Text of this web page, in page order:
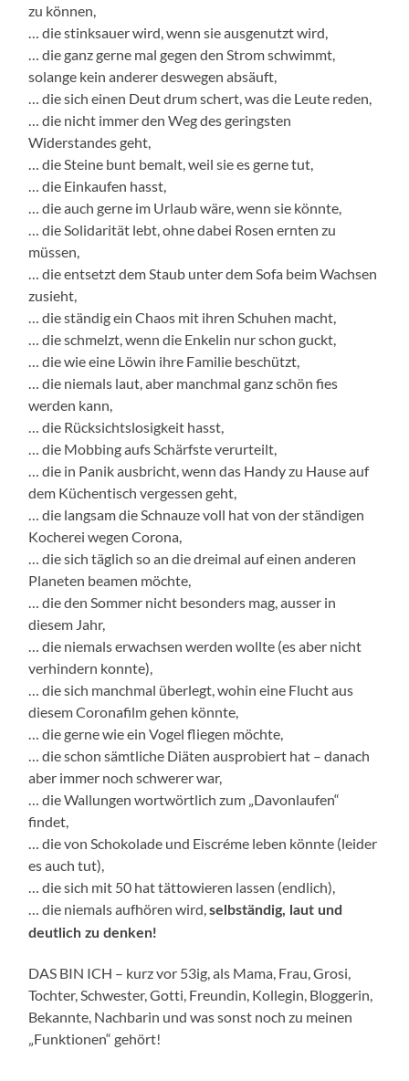
zu können,
… die stinksauer wird, wenn sie ausgenutzt wird,
… die ganz gerne mal gegen den Strom schwimmt,
solange kein anderer deswegen absäuft,
… die sich einen Deut drum schert, was die Leute reden,
… die nicht immer den Weg des geringsten
Widerstandes geht,
… die Steine bunt bemalt, weil sie es gerne tut,
… die Einkaufen hasst,
… die auch gerne im Urlaub wäre, wenn sie könnte,
… die Solidarität lebt, ohne dabei Rosen ernten zu
müssen,
… die entsetzt dem Staub unter dem Sofa beim Wachsen
zusieht,
… die ständig ein Chaos mit ihren Schuhen macht,
… die schmelzt, wenn die Enkelin nur schon guckt,
… die wie eine Löwin ihre Familie beschützt,
… die niemals laut, aber manchmal ganz schön fies
werden kann,
… die Rücksichtslosigkeit hasst,
… die Mobbing aufs Schärfste verurteilt,
… die in Panik ausbricht, wenn das Handy zu Hause auf
dem Küchentisch vergessen geht,
… die langsam die Schnauze voll hat von der ständigen
Kocherei wegen Corona,
… die sich täglich so an die dreimal auf einen anderen
Planeten beamen möchte,
… die den Sommer nicht besonders mag, ausser in
diesem Jahr,
… die niemals erwachsen werden wollte (es aber nicht
verhindern konnte),
… die sich manchmal überlegt, wohin eine Flucht aus
diesem Coronafilm gehen könnte,
… die gerne wie ein Vogel fliegen möchte,
… die schon sämtliche Diäten ausprobiert hat – danach
aber immer noch schwerer war,
… die Wallungen wortwörtlich zum „Davonlaufen“
findet,
… die von Schokolade und Eiscréme leben könnte (leider
es auch tut),
… die sich mit 50 hat tättowieren lassen (endlich),
… die niemals aufhören wird,selbständig, laut und
deutlich zu denken!
DAS BIN ICH – kurz vor 53ig, als Mama, Frau, Grosi,
Tochter, Schwester, Gotti, Freundin, Kollegin, Bloggerin,
Bekannte, Nachbarin und was sonst noch zu meinen
„Funktionen“ gehört!